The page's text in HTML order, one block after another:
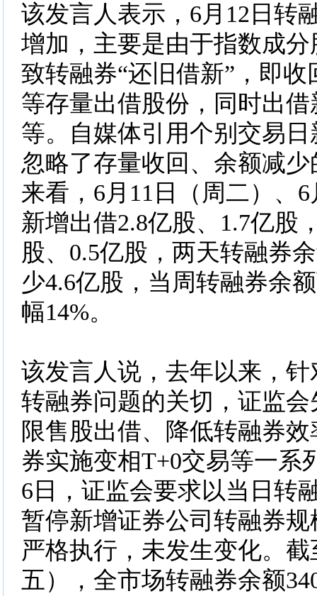
该发言人表示，6月12日转
增加，主要是由于指数成
致转融券“还旧借新”，即
等存量出借股份，同时出
等。自媒体引用个别交易
忽略了存量收回、余额减
来看，6月11日（周二）、
新增出借2.8亿股、1.7亿股
股、0.5亿股，两天转融券
少4.6亿股，当周转融券余
幅14%。
该发言人说，去年以来，
转融券问题的关切，证监
限售股出借、降低转融券
券实施变相T+0交易等一系
6日，证监会要求以当日转
暂停新增证券公司转融券
严格执行，未发生变化。截
五），全市场转融券余额